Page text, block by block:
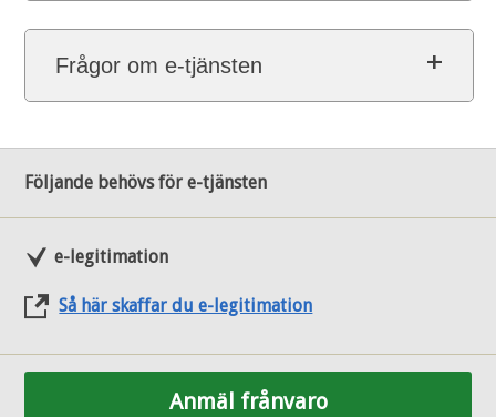
Frågor om e-tjänsten
Följande behövs för e-tjänsten
e-legitimation
Så här skaffar du e-legitimation
Anmäl frånvaro